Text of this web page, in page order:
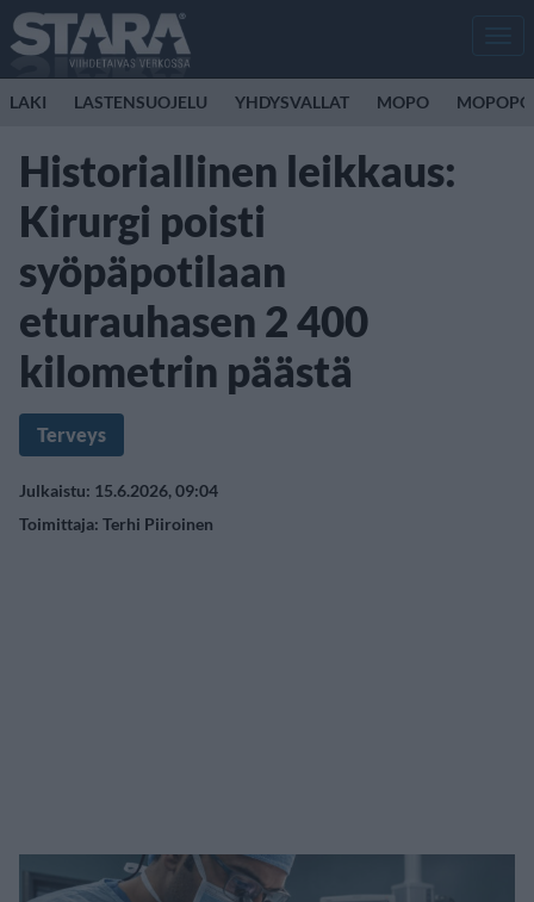
LAKI LASTENSUOJELU YHDYSVALLAT MOPO
Historiallinen leikkaus:
Kirurgi poisti
syöpäpotilaan
eturauhasen 2 400
kilometrin päästä
Terveys
Julkaistu: 15.6.2026, 09:04
Toimittaja: Terhi Piiroinen